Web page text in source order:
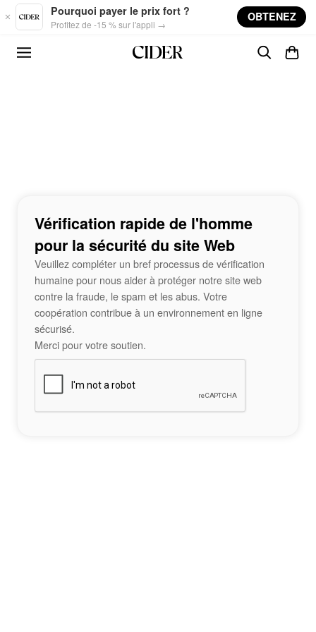
Skip to main content
Pourquoi payer le prix fort ?
Profitez de -15 % sur l'appli →
OBTENEZ
Vérification rapide de l'homme
pour la sécurité du site Web
Veuillez compléter un bref processus de vérification
humaine pour nous aider à protéger notre site web
contre la fraude, le spam et les abus. Votre
coopération contribue à un environnement en ligne
sécurisé.
Merci pour votre soutien.